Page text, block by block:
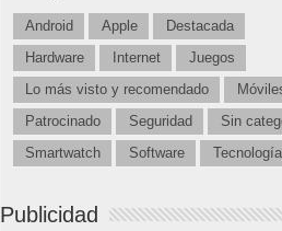
Android Apple
Destacada
Hardware
Internet
Juegos
Lo más visto y recomendado
Patrocinado
Seguridad
Sin
Smartwatch
Software Tecnología
Publicidad